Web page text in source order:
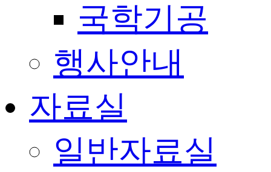
국학기공
행사안내
자료실
일반자료실